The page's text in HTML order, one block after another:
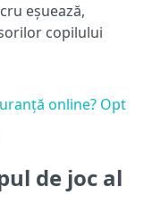
eșuează,
copilului
online? Opt
de joc al